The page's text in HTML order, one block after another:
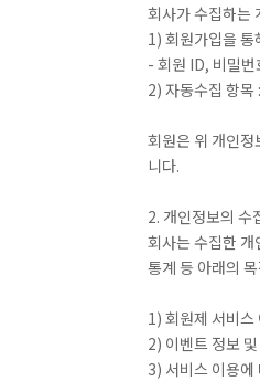
회사가 수집하는
1) 회원가입을 통
- 회원 ID, 비밀
2) 자동수집 항목
회원은 위 개인
니다.
2. 개인정보의 수
회사는 수집한
통계 등 아래의
1) 회원제 서비스
2) 이벤트 정보
3) 서비스 이용에